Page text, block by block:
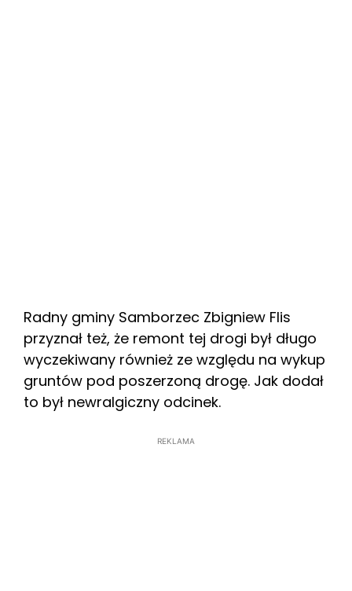
Radny gminy Samborzec Zbigniew Flis
przyznał też, że remont tej drogi był długo
wyczekiwany również ze względu na wykup
gruntów pod poszerzoną drogę. Jak dodał
to był newralgiczny odcinek.
REKLAMA